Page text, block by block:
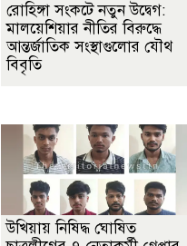
রোহিঙ্গা সংকটে নতুন উদ্বেগ:
মালয়েশিয়ার নীতির বিরুদ্ধে
আন্তর্জাতিক সংস্থাগুলোর যৌথ
বিবৃতি
উখিয়ায় নিষিদ্ধ ঘোষিত